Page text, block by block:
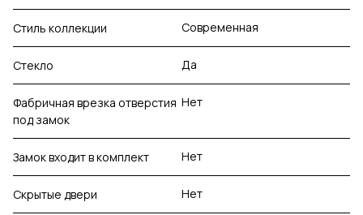
Стиль коллекции Современная
Стекло Да
Фабричная врезка отверстия
под замок
Нет
Замок входит в комплект Нет
Скрытые двери Нет